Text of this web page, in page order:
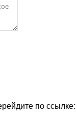
по ссылке: